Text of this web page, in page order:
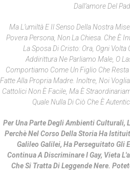
Dall’amore Del
Ma L’umiltà E Il Senso Della Nostra
Povera Persona, Non La Chiesa. Che È
La Sposa Di Cristo: Ora, Ogni Volta
Addirittura Ne Parliamo Male, O
Comportiamo Come Un Figlio Che
Fatte Alla Propria Madre. Inoltre, Noi
Cattolici Non È Facile, Ma È
Quale Nulla Di Ciò Che È
Per Una Parte Degli Ambienti Culturali,
Perchè Nel Corso Della Storia Ha
Galileo Galilei, Ha Perseguitato Gli
Continua A Discriminare I Gay, Vieta
Che Si Tratta Di Leggende Nere.